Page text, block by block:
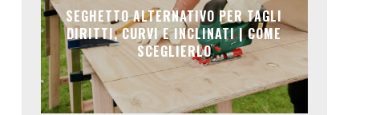
SEGHETTO ALTERNATIVO PER TAGLI
DIRITTI, CURVI E INCLINATI | COME
SCEGLIERLO